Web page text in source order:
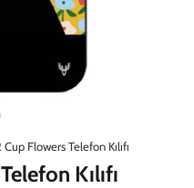
Flowers Telefon Kılıfı
Kılıfı